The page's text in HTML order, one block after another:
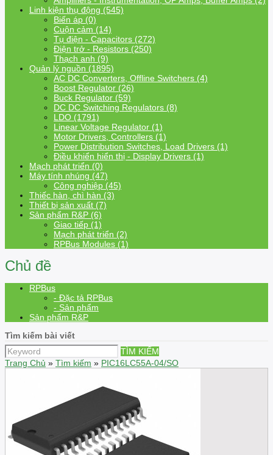
Linh kiện thụ động (545)
Biến áp (0)
Cuộn cảm (14)
Tụ điện - Capacitors (272)
Điện trở - Resistors (250)
Thạch anh (9)
Quản lý nguồn (1895)
AC DC Converters, Offline Switchers (4)
Boost Regulator (26)
Buck Regulator (59)
DC DC Switching Regulators (8)
LDO (1791)
Linear Voltage Regulator (1)
Motor Drivers, Controllers (1)
Power Distribution Switches, Load Drivers (1)
Điều khiển hiển thị - Display Drivers (1)
Mạch phát triển (0)
Máy tính nhúng (47)
Công nghiệp (45)
Thiếc hàn, chì hàn (3)
Thiết bị sản xuất (7)
Sản phẩm R&P (6)
Giao tiếp (1)
Mạch phát triển (2)
RPBus Modules (1)
Chủ đề
RPBus
- Đặc tả RPBus
- Sản phẩm
Sản phẩm R&P
Tìm kiếm bài viết
TÌM KIẾM
Trang Chủ » Tìm kiếm » PIC16LC55A-04/SO